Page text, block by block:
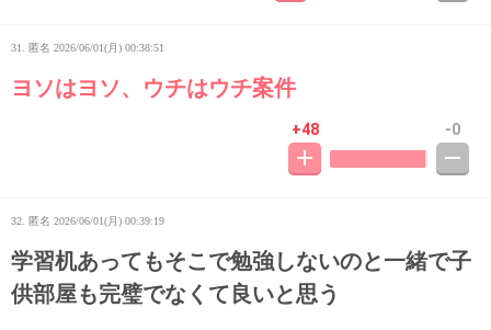
31. 匿名 2026/06/01(月) 00:38:51
ヨソはヨソ、ウチはウチ案件
+48 -0
32. 匿名 2026/06/01(月) 00:39:19
学習机あってもそこで勉強しないのと一緒で子
供部屋も完璧でなくて良いと思う